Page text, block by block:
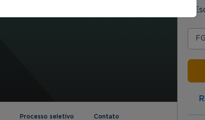
Processo seletivo Contato